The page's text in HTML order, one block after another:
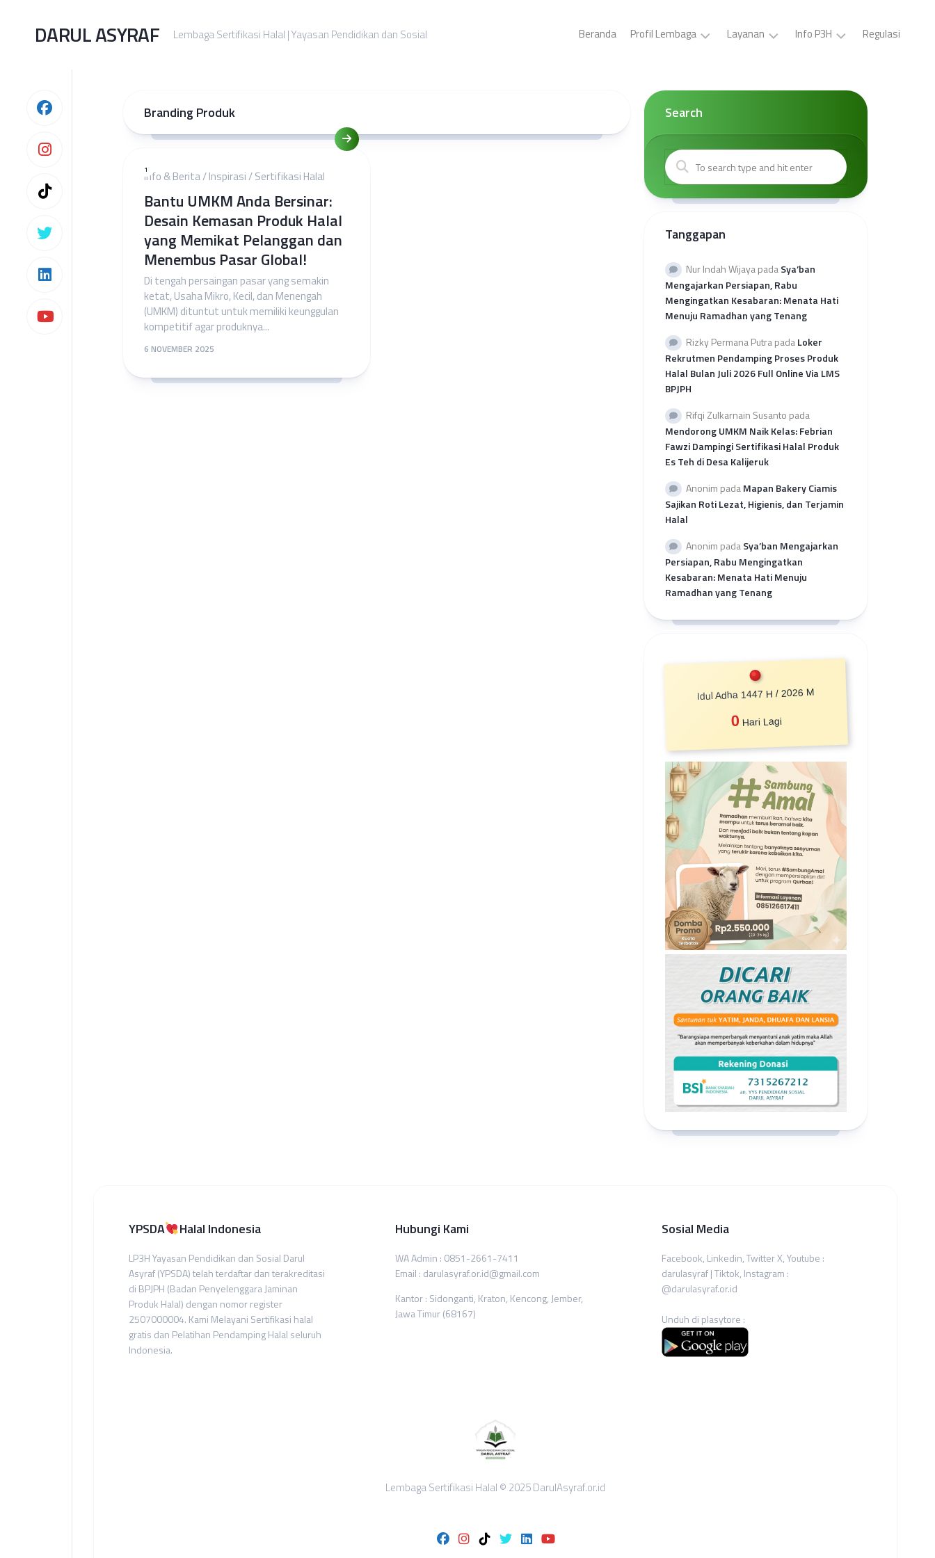
DARUL ASYRAF Lembaga Sertifikasi Halal | Yayasan Pendidikan dan Sosial Beranda Profil Lembaga
YPS
Darul
Visi
Misi
Kepengurusan
Kantor
Provinsi
Layanan
P3H
Sertifikasi
Halal
Gratis
Halal
Reguler
Info P3H
ID
Tugas,
Brosur
P3H
Surat
Kuota
2026
Rekap
Pengajuan
LP3H
Regulasi
Branding Produk
1Info & Berita/Inspirasi/Sertifikasi Halal
Bantu UMKM Anda Bersinar:
Desain Kemasan Produk Halal
yang Memikat Pelanggan dan
Menembus Pasar Global!
Di tengah persaingan pasar yang semakin
ketat, Usaha Mikro, Kecil, dan Menengah
(UMKM) dituntut untuk memiliki keunggulan
kompetitif agar produknya...
6 NOVEMBER 2025
Search
Tanggapan
Nur Indah WijayapadaSya’ban
Mengajarkan Persiapan, Rabu
Mengingatkan Kesabaran: Menata Hati
Menuju Ramadhan yang Tenang
Rizky Permana PutrapadaLoker
Rekrutmen Pendamping Proses Produk
Halal Bulan Juli 2026 Full Online Via LMS
BPJPH
Rifqi Zulkarnain Susanto pada
Mendorong UMKM Naik Kelas: Febrian
Fawzi Dampingi Sertifikasi Halal Produk
Es Teh di Desa Kalijeruk
Anonim padaMapan Bakery Ciamis
Sajikan Roti Lezat, Higienis, dan Terjamin
Halal
Anonim padaSya’ban Mengajarkan
Persiapan, Rabu Mengingatkan
Kesabaran: Menata Hati Menuju
Ramadhan yang Tenang
Idul Adha 1447 H / 2026 M
0 Hari Lagi
YPSDA Halal Indonesia
LP3H Yayasan Pendidikan dan Sosial Darul
Asyraf (YPSDA) telah terdaftar dan terakreditasi
di BPJPH (Badan Penyelenggara Jaminan
Produk Halal) dengan nomor register
2507000004. Kami Melayani Sertifikasi halal
gratis dan Pelatihan Pendamping Halal seluruh
Indonesia.
Hubungi Kami
WA Admin : 0851-2661-7411
Email : darulasyraf.or.id@gmail.com
Kantor : Sidonganti, Kraton, Kencong, Jember,
Jawa Timur (68167)
Sosial Media
Facebook, Linkedin, Twitter X, Youtube :
darulasyraf | Tiktok, Instagram :
@darulasyraf.or.id
Unduh di plasytore :
Lembaga Sertifikasi Halal © 2025 DarulAsyraf.or.id